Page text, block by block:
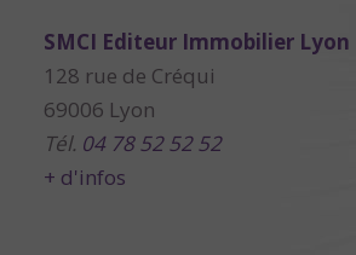
SMCI Editeur Immobilier Lyon
128 rue de Créqui
69006 Lyon
Tél. 04 78 52 52 52
+ d'infos